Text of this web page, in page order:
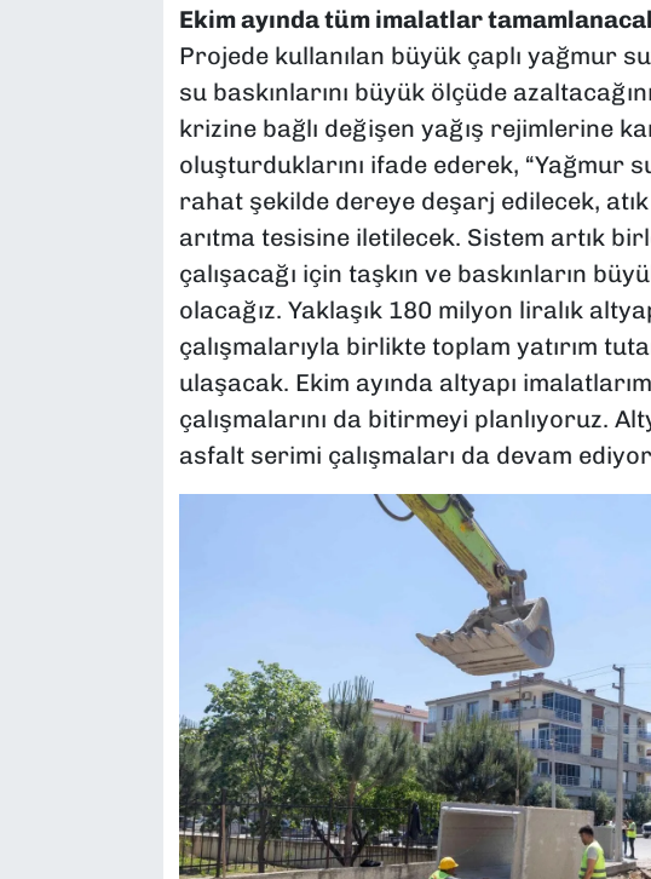
Ekim ayında tüm imalatlar
Projede kullanılan büyük çaplı yağmur
su baskınlarını büyük ölçüde
krizine bağlı değişen yağış rejimlerine
oluşturduklarını ifade ederek, “Yağmur
rahat şekilde dereye deşarj edilecek,
arıtma tesisine iletilecek. Sistem artık
çalışacağı için taşkın ve baskınların
olacağız. Yaklaşık 180 milyon liralık
çalışmalarıyla birlikte toplam yatırım
ulaşacak. Ekim ayında altyapı
çalışmalarını da bitirmeyi planlıyoruz.
asfalt serimi çalışmaları da devam